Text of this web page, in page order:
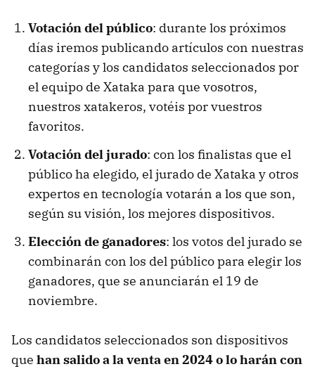
Votación del público: durante los próximos
días iremos publicando artículos con nuestras
categorías y los candidatos seleccionados por
el equipo de Xataka para que vosotros,
nuestros xatakeros, votéis por vuestros
favoritos.
Votación del jurado: con los finalistas que el
público ha elegido, el jurado de Xataka y otros
expertos en tecnología votarán a los que son,
según su visión, los mejores dispositivos.
Elección de ganadores: los votos del jurado se
combinarán con los del público para elegir los
ganadores, que se anunciarán el 19 de
noviembre.
Los candidatos seleccionados son dispositivos
que han salido a la venta en 2024 o lo harán con